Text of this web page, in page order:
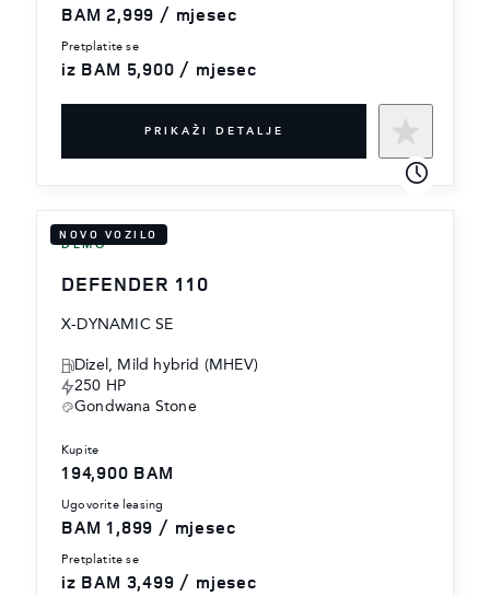
BAM 2,999 / mjesec
pretplatite se
iz BAM 5,900 / mjesec
PRIKAŽI DETALJE
NOVO VOZILO
DEMO
DEFENDER 110
X-DYNAMIC SE
Dizel, Mild hybrid (MHEV)
250 HP
Gondwana Stone
kupite
194,900 BAM
ugovorite leasing
BAM 1,899 / mjesec
pretplatite se
iz BAM 3,499 / mjesec